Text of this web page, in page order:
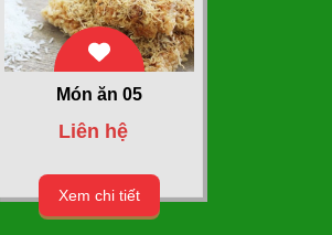
Món ăn 05
Liên hệ
Xem chi tiết